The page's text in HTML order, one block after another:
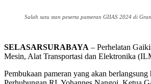
Salah satu stan peserta pameran GIIAS 2024 di
SELASARSURABAYA – Perhelatan
Mesin, Alat Transportasi dan Elektronika
Pembukaan pameran yang akan